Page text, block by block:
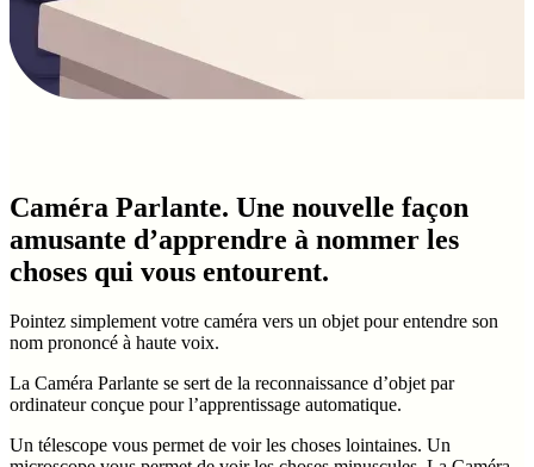
Caméra Parlante. Une nouvelle façon
amusante d’apprendre à nommer les
choses qui vous entourent.
Pointez simplement votre caméra vers un objet pour entendre son
nom prononcé à haute voix.
La Caméra Parlante se sert de la reconnaissance d’objet par
ordinateur conçue pour l’apprentissage automatique.
Un télescope vous permet de voir les choses lointaines. Un